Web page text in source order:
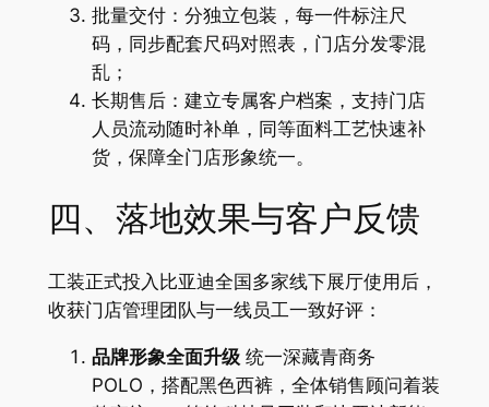
批量交付：分独立包装，每一件标注尺
码，同步配套尺码对照表，门店分发零混
乱；
长期售后：建立专属客户档案，支持门店
人员流动随时补单，同等面料工艺快速补
货，保障全门店形象统一。
四、落地效果与客户反馈
工装正式投入比亚迪全国多家线下展厅使用后，
收获门店管理团队与一线员工一致好评：
品牌形象全面升级统一深藏青商务
POLO，搭配黑色西裤，全体销售顾问着装